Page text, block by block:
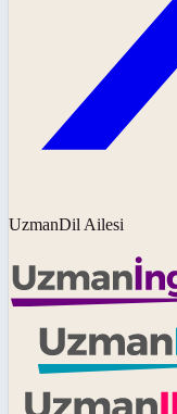
UzmanDil Ailesi